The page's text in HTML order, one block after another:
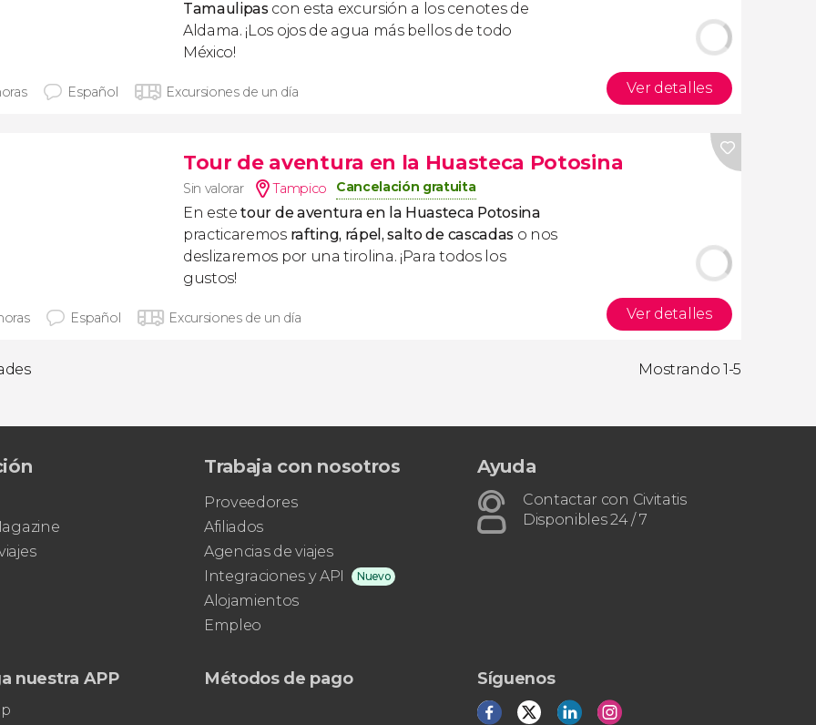
Tamaulipascon esta excursión a los cenotes de
Aldama. ¡Los ojos de agua más bellos de todo
México!
Español Excursiones de un día Ver detalles
Tour de aventura en la Huasteca Potosina
Sin valorar Tampico Cancelación gratuita
En este tour de aventura en la Huasteca Potosina
practicaremos rafting, rápel, salto de cascadaso nos
deslizaremos por una tirolina. ¡Para todos los
gustos!
Español Excursiones de un día Ver detalles
Mostrando 1-5
Trabaja con nosotros
Proveedores
Afiliados
Agencias de viajes
Integraciones y API
Nuevo
Alojamientos
Empleo
Ayuda
Contactar con Civitatis
Disponibles 24 / 7
nuestra APP Métodos de pago Síguenos